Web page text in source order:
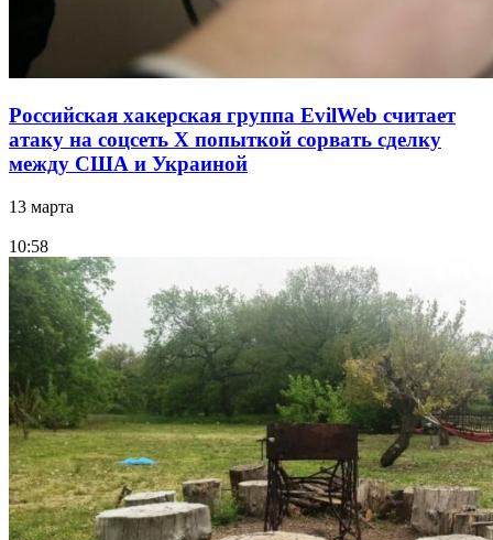
Российская хакерская группа EvilWeb считает
атаку на соцсеть Х попыткой сорвать сделку
между США и Украиной
13 марта
10:58